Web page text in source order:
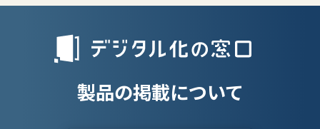
授業支援シス
製品の掲載について